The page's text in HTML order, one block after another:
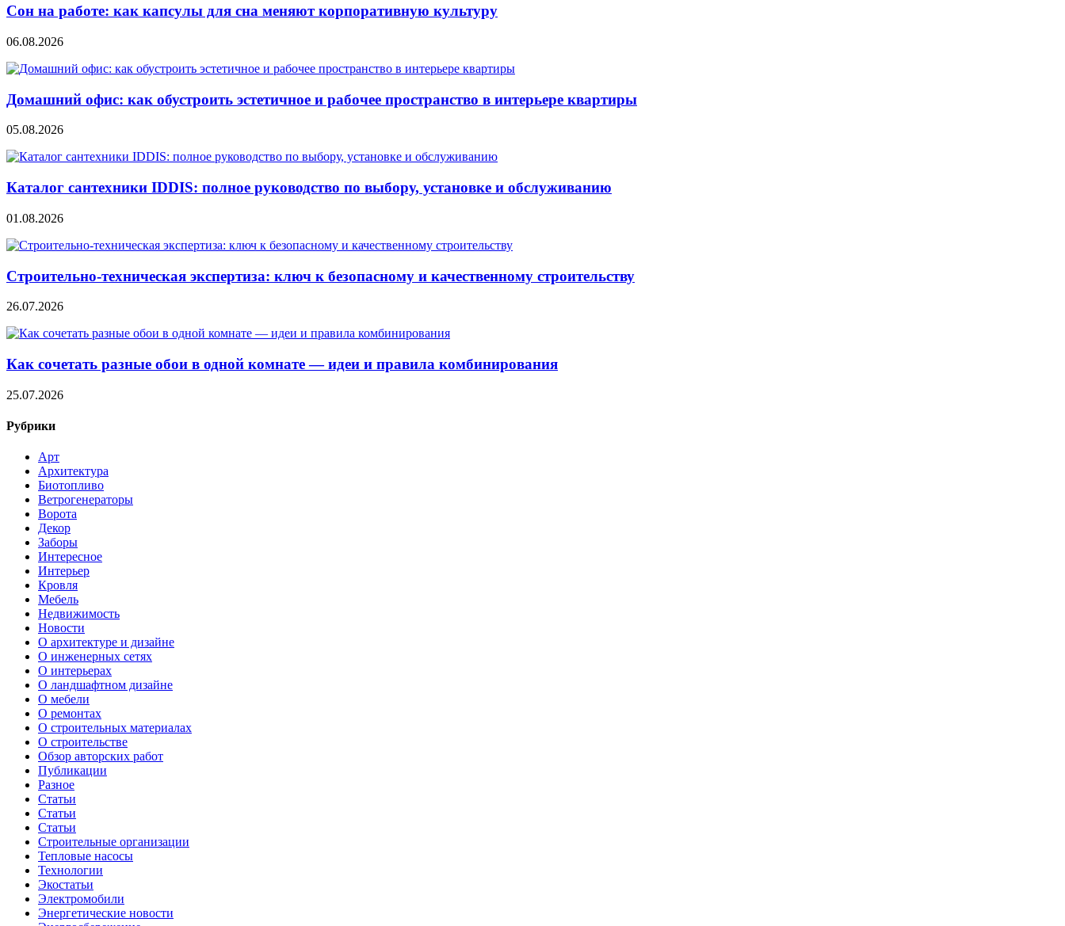
Сон на работе: как капсулы для сна меняют корпоративную культуру
06.08.2026
Домашний офис: как обустроить эстетичное и рабочее пространство в интерьере квартиры
05.08.2026
Каталог сантехники IDDIS: полное руководство по выбору, установке и обслуживанию
01.08.2026
Строительно‑техническая экспертиза: ключ к безопасному и качественному строительству
26.07.2026
Как сочетать разные обои в одной комнате — идеи и правила комбинирования
25.07.2026
Рубрики
Арт
Архитектура
Биотопливо
Ветрогенераторы
Ворота
Декор
Заборы
Интересное
Интерьер
Кровля
Мебель
Недвижимость
Новости
О архитектуре и дизайне
О инженерных сетях
О интерьерах
О ландшафтном дизайне
О мебели
О ремонтах
О строительных материалах
О строительстве
Обзор авторских работ
Публикации
Разное
Статьи
Статьи
Статьи
Строительные организации
Тепловые насосы
Технологии
Экостатьи
Электромобили
Энергетические новости